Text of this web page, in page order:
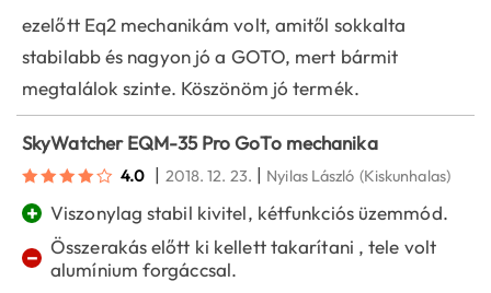
ezelőtt Eq2 mechanikám volt, amitől sokkalta
stabilabb és nagyon jó a GOTO, mert bármit
megtalálok szinte. Köszönöm jó termék.
SkyWatcher EQM-35 Pro GoTo mechanika
4.0 | 2018. 12. 23. | Nyilas László (Kiskunhalas)
+ Viszonylag stabil kivitel, kétfunkciós üzemmód.
− Összerakás előtt ki kellett takarítani , tele volt
alumínium forgáccsal.